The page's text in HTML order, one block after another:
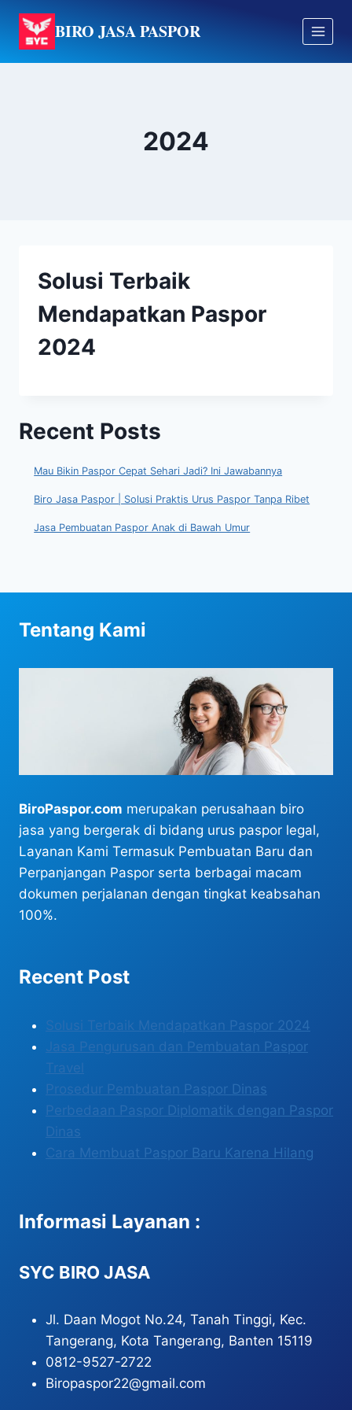
Skip
content
BIRO JASA PASPOR
2024
Solusi Terbaik
Mendapatkan Paspor
2024
Recent Posts
Mau Bikin Paspor Cepat Sehari Jadi? Ini Jawabannya
Biro Jasa Paspor | Solusi Praktis Urus Paspor Tanpa Ribet
Jasa Pembuatan Paspor Anak di Bawah Umur
Tentang Kami
BiroPaspor.com merupakan perusahaan biro
jasa yang bergerak di bidang urus paspor legal,
Layanan Kami Termasuk Pembuatan Baru dan
Perpanjangan Paspor serta berbagai macam
dokumen perjalanan dengan tingkat keabsahan
100%.
Recent Post
Solusi Terbaik Mendapatkan Paspor 2024
Jasa Pengurusan dan Pembuatan Paspor
Travel
Prosedur Pembuatan Paspor Dinas
Perbedaan Paspor Diplomatik dengan Paspor
Dinas
Cara Membuat Paspor Baru Karena Hilang
Informasi Layanan :
SYC BIRO JASA
Jl. Daan Mogot No.24, Tanah Tinggi, Kec.
Tangerang, Kota Tangerang, Banten 15119
0812-9527-2722
Biropaspor22@gmail.com